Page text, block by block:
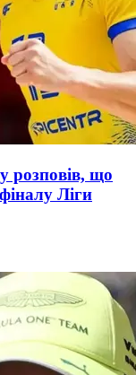
розповів, що
Ліги